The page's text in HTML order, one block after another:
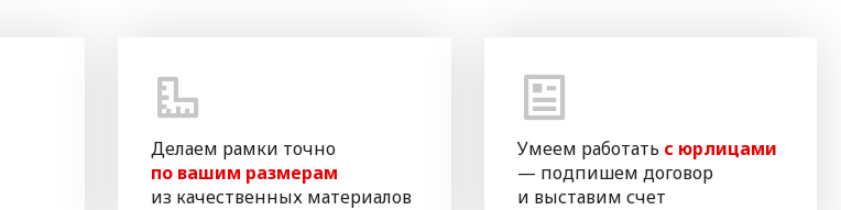
Делаем рамки точно
по вашим размерам
из качественных материалов
Умеем работать с юрлицами
— подпишем договор
и выставим счет